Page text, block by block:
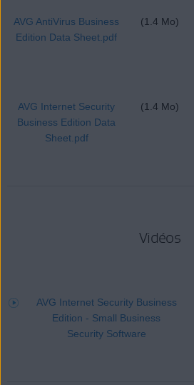
AVG AntiVirus Business
Edition Data Sheet.pdf
(1.4 Mo)
AVG Internet Security
Business Edition Data
Sheet.pdf
(1.4 Mo)
Vidéos
AVG Internet Security Business
Edition - Small Business
Security Software